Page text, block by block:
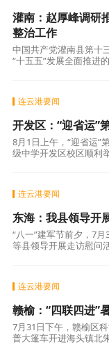
灌南：赵厚峰调研
整治工作
中国共产党灌南县第十
“十五五”发展全面推进
连云港要闻
开发区：“迎省运”
8月1日上午，“迎省运”
级中学开发区校区顺利
连云港要闻
东海：我县领导开
“八一”建军节前夕，7
等县领导开展走访慰问
连云港要闻
赣榆：“四联四进”
7月31日下午，赣榆区
普大篷车开进海头镇北